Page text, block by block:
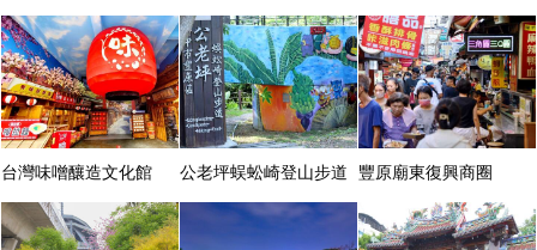
台灣味噌釀造文化館 公老坪蜈蚣崎登山步道 豐原廟東復興商圈